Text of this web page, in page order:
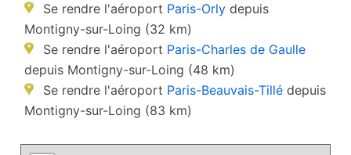
Se rendre l'aéroport Paris-Orly depuis
Montigny-sur-Loing (32 km)
Se rendre l'aéroport Paris-Charles de Gaulle
depuis Montigny-sur-Loing (48 km)
Se rendre l'aéroport Paris-Beauvais-Tillé depuis
Montigny-sur-Loing (83 km)